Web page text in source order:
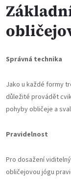
Správná technika
Jako u každé formy
důležité provádět
pohyby obličeje a
Pravidelnost
Pro dosažení
obličejovou jógu